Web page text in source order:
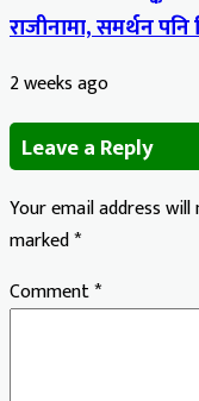
राजीनामा, समर्थन पनि
2 weeks ago
Leave a Reply
Your email address will
marked*
Comment*